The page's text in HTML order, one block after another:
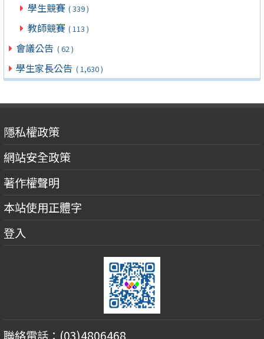
學生競賽 ( 339 )
教師競賽 ( 113 )
會議公告 ( 62 )
學生家長公告 ( 1,630 )
隱私權政策
網站安全政策
著作權聲明
本站使用正體字
登入
聯絡電話：(03)4806468